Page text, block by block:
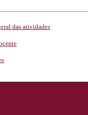
das atividades